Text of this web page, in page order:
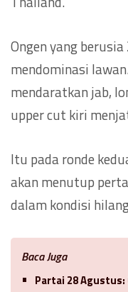
Ongen yang
mendominasi
mendaratkan jab,
upper cut kiri
Itu pada ronde
akan menutup
dalam kondisi
Baca Juga
Partai 28